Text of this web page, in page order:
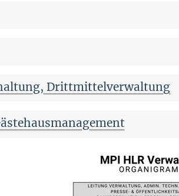
Drittmittelverwaltung